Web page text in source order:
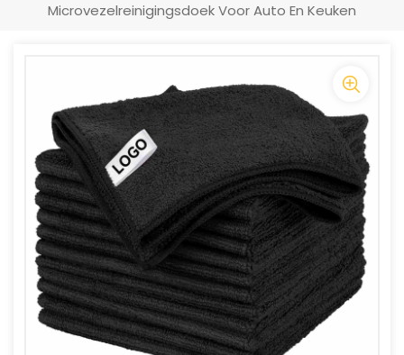
Microvezelreinigingsdoek Voor Auto En Keuken